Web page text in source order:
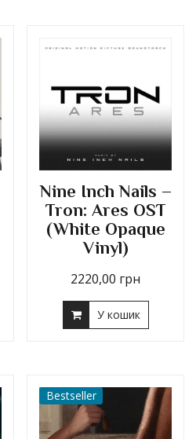
Nine Inch Nails –
Tron: Ares OST
(White Opaque
Vinyl)
2220,00 грн
У кошик
Bestseller